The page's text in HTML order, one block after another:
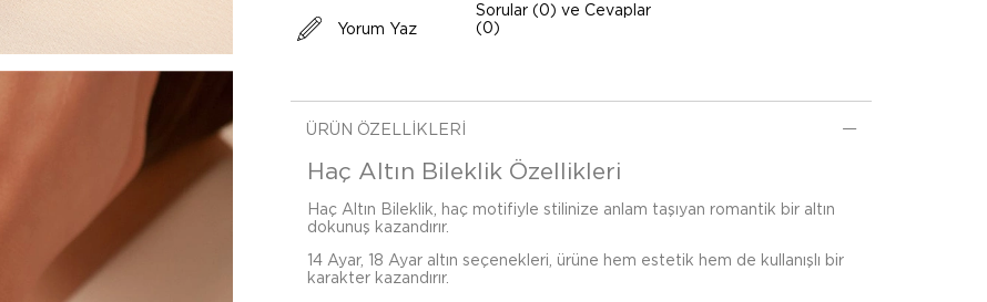
Yorum Yaz
Sorular (0) ve Cevaplar
(0)
ÜRÜN ÖZELLIKLERI
Haç Altın Bileklik Özellikleri
Haç Altın Bileklik, haç motifiyle stilinize anlam taşıyan romantik bir altın
dokunuş kazandırır.
14 Ayar, 18 Ayar altın seçenekleri, ürüne hem estetik hem de kullanışlı bir
karakter kazandırır.